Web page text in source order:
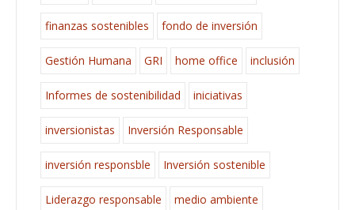
finanzas sostenibles fondo de inversión
Gestión Humana GRI home office inclusión
Informes de sostenibilidad iniciativas
inversionistas Inversión Responsable
inversión responsble Inversión sostenible
Liderazgo responsable medio ambiente